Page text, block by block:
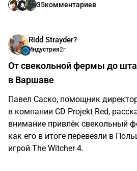
35комментариев
Ridd Strayder?
Индустрия2г
От свекольной фермы до
в Варшаве
Павел Саско, помощник
в компании CD Projekt Red,
внимание привлёк свекольный
как его в итоге перевезли в
игрой The Witcher 4.